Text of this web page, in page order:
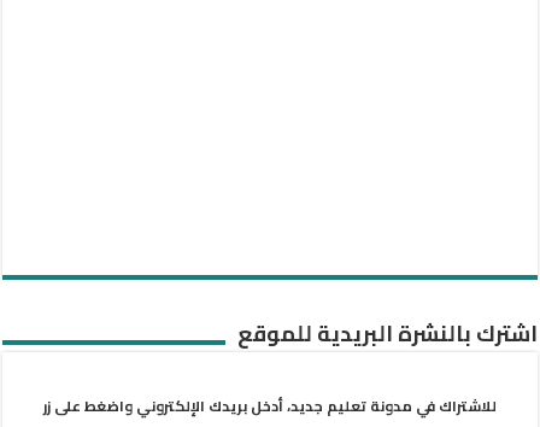
اشترك بالنشرة البريدية للموقع
للاشتراك في مدونة تعليم جديد، أدخل بريدك الإلكتروني واضغط على زر